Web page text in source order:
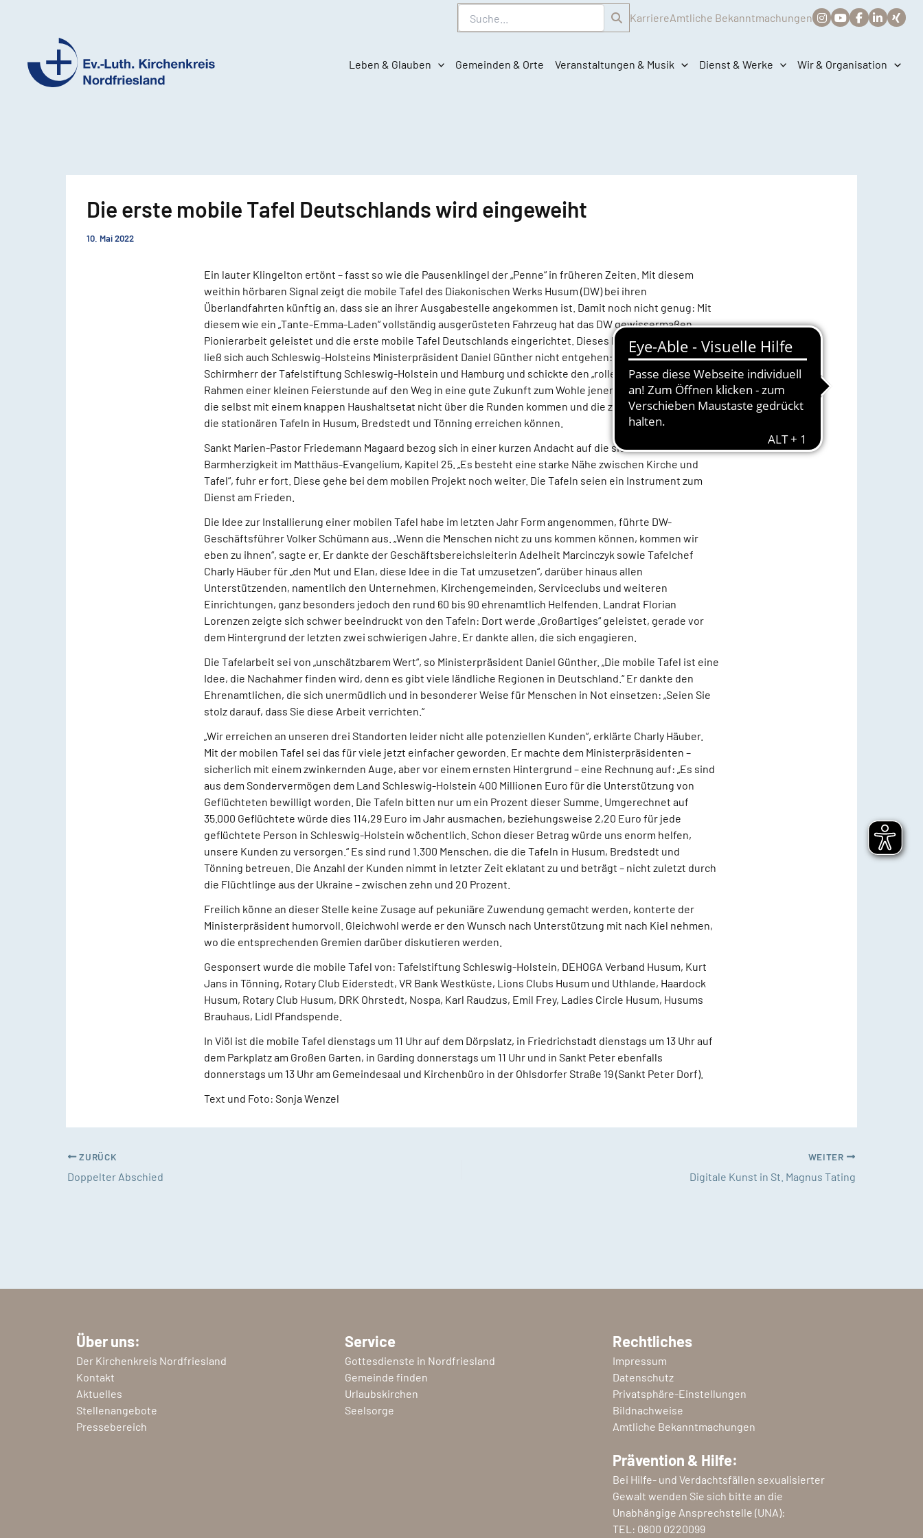
Suche KarriereAmtliche Bekanntmachungen
Ev.-
Leben & Glauben Gemeinden & Orte Veranstaltungen & Musik Dienst & Werke Wir & Organisation
Die erste mobile Tafel Deutschlands wird eingeweiht
10. Mai 2022
Ein lauter Klingelton ertönt – fasst so wie die Pausenklingel der „Penne“ in früheren Zeiten. Mit diesem
weithin hörbaren Signal zeigt die mobile Tafel des Diakonischen Werks Husum (DW) bei ihren
Überlandfahrten künftig an, dass sie an ihrer Ausgabestelle angekommen ist. Damit noch nicht genug: Mit
diesem wie ein „Tante-Emma-Laden“ vollständig ausgerüsteten Fahrzeug hat das DW gewissermaßen
Pionierarbeit geleistet und die erste mobile Tafel Deutschlands eingerichtet. Dieses besondere Ereignis
ließ sich auch Schleswig-Holsteins Ministerpräsident Daniel Günther nicht entgehen: Er ist gleichzeitig
Schirmherr der Tafelstiftung Schleswig-Holstein und Hamburg und schickte den „rollenden Versorger“ im
Rahmen einer kleinen Feierstunde auf den Weg in eine gute Zukunft zum Wohle jener Bevölkerungsteile,
die selbst mit einem knappen Haushaltsetat nicht über die Runden kommen und die zudem nur schwierig
die stationären Tafeln in Husum, Bredstedt und Tönning erreichen können.
Sankt Marien-Pastor Friedemann Magaard bezog sich in einer kurzen Andacht auf die sieben Werke der
Barmherzigkeit im Matthäus-Evangelium, Kapitel 25. „Es besteht eine starke Nähe zwischen Kirche und
Tafel“, fuhr er fort. Diese gehe bei dem mobilen Projekt noch weiter. Die Tafeln seien ein Instrument zum
Dienst am Frieden.
Die Idee zur Installierung einer mobilen Tafel habe im letzten Jahr Form angenommen, führte DW-
Geschäftsführer Volker Schümann aus. „Wenn die Menschen nicht zu uns kommen können, kommen wir
eben zu ihnen“, sagte er. Er dankte der Geschäftsbereichsleiterin Adelheit Marcinczyk sowie Tafelchef
Charly Häuber für „den Mut und Elan, diese Idee in die Tat umzusetzen“, darüber hinaus allen
Unterstützenden, namentlich den Unternehmen, Kirchengemeinden, Serviceclubs und weiteren
Einrichtungen, ganz besonders jedoch den rund 60 bis 90 ehrenamtlich Helfenden. Landrat Florian
Lorenzen zeigte sich schwer beeindruckt von den Tafeln: Dort werde „Großartiges“ geleistet, gerade vor
dem Hintergrund der letzten zwei schwierigen Jahre. Er dankte allen, die sich engagieren.
Die Tafelarbeit sei von „unschätzbarem Wert“, so Ministerpräsident Daniel Günther. „Die mobile Tafel ist eine
Idee, die Nachahmer finden wird, denn es gibt viele ländliche Regionen in Deutschland.“ Er dankte den
Ehrenamtlichen, die sich unermüdlich und in besonderer Weise für Menschen in Not einsetzen: „Seien Sie
stolz darauf, dass Sie diese Arbeit verrichten.“
„Wir erreichen an unseren drei Standorten leider nicht alle potenziellen Kunden“, erklärte Charly Häuber.
Mit der mobilen Tafel sei das für viele jetzt einfacher geworden. Er machte dem Ministerpräsidenten –
sicherlich mit einem zwinkernden Auge, aber vor einem ernsten Hintergrund – eine Rechnung auf: „Es sind
aus dem Sondervermögen dem Land Schleswig-Holstein 400 Millionen Euro für die Unterstützung von
Geflüchteten bewilligt worden. Die Tafeln bitten nur um ein Prozent dieser Summe. Umgerechnet auf
35.000 Geflüchtete würde dies 114,29 Euro im Jahr ausmachen, beziehungsweise 2,20 Euro für jede
geflüchtete Person in Schleswig-Holstein wöchentlich. Schon dieser Betrag würde uns enorm helfen,
unsere Kunden zu versorgen.“ Es sind rund 1.300 Menschen, die die Tafeln in Husum, Bredstedt und
Tönning betreuen. Die Anzahl der Kunden nimmt in letzter Zeit eklatant zu und beträgt – nicht zuletzt durch
die Flüchtlinge aus der Ukraine – zwischen zehn und 20 Prozent.
Freilich könne an dieser Stelle keine Zusage auf pekuniäre Zuwendung gemacht werden, konterte der
Ministerpräsident humorvoll. Gleichwohl werde er den Wunsch nach Unterstützung mit nach Kiel nehmen,
wo die entsprechenden Gremien darüber diskutieren werden.
Gesponsert wurde die mobile Tafel von: Tafelstiftung Schleswig-Holstein, DEHOGA Verband Husum, Kurt
Jans in Tönning, Rotary Club Eiderstedt, VR Bank Westküste, Lions Clubs Husum und Uthlande, Haardock
Husum, Rotary Club Husum, DRK Ohrstedt, Nospa, Karl Raudzus, Emil Frey, Ladies Circle Husum, Husums
Brauhaus, Lidl Pfandspende.
In Viöl ist die mobile Tafel dienstags um 11 Uhr auf dem Dörpslatz, in Friedrichstadt dienstags um 13 Uhr auf
dem Parkplatz am Großen Garten, in Garding donnerstags um 11 Uhr und in Sankt Peter ebenfalls
donnerstags um 13 Uhr am Gemeindesaal und Kirchenbüro in der Ohlsdorfer Straße 19 (Sankt Peter Dorf).
Text und Foto: Sonja Wenzel
ZURÜCK
Doppelter Abschied
WEITER
Digitale Kunst in St. Magnus Tating
Über uns:
Der Kirchenkreis Nordfriesland
Kontakt
Aktuelles
Stellenangebote
Pressebereich
Service
Gottesdienste in Nordfriesland
Gemeinde finden
Urlaubskirchen
Seelsorge
Rechtliches
Impressum
Datenschutz
Privatsphäre-Einstellungen
Bildnachweise
Amtliche Bekanntmachungen
Prävention & Hilfe:
Bei Hilfe- und Verdachtsfällen sexualisierter
Gewalt wenden Sie sich bitte an die
Unabhängige Ansprechstelle (UNA):
TEL: 0800 0220099